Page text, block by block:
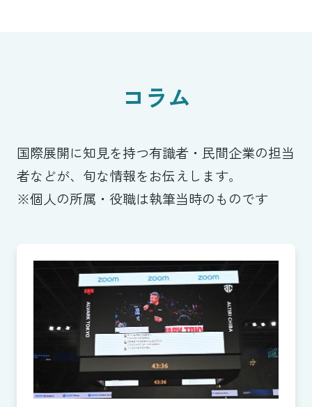
コラム
国際展開に知見を持つ有識者・民間企業の担当
者などが、旬な情報をお伝えします。
※個人の所属・役職は執筆当時のものです